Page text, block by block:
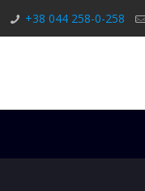
+38 044 258-0-258